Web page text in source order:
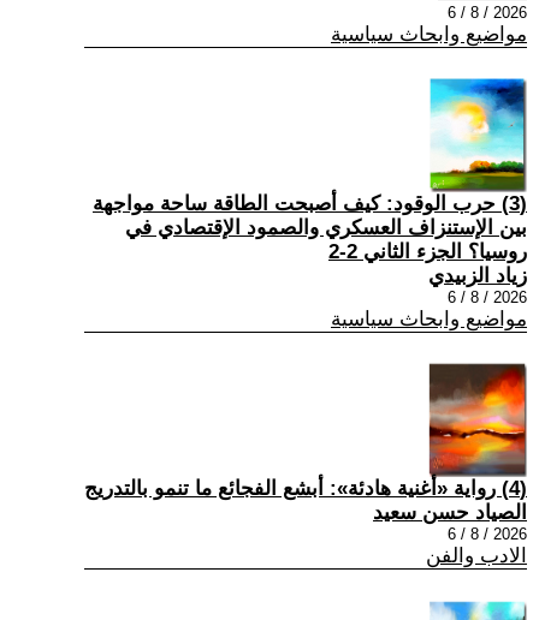
2026 / 8 / 6
مواضيع وابحاث سياسية
(3) حرب الوقود: كيف أصبحت الطاقة ساحة مواجهة
بين الإستنزاف العسكري والصمود الإقتصادي في
روسيا؟ الجزء الثاني 2-2
زياد الزبيدي
2026 / 8 / 6
مواضيع وابحاث سياسية
(4) رواية «أغنية هادئة»: أبشع الفجائع ما تنمو بالتدريج
الصياد حسن سعيد
2026 / 8 / 6
الادب والفن